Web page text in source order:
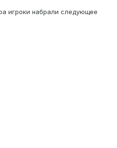
игроки набрали следующее